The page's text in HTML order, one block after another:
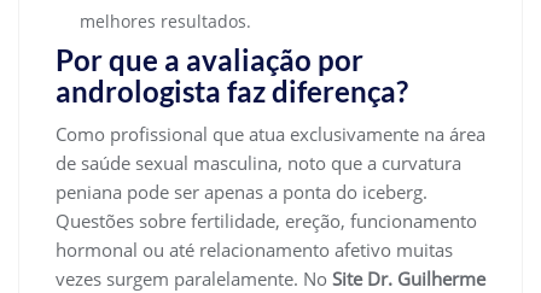
melhores resultados.
Por que a avaliação por
andrologista faz diferença?
Como profissional que atua exclusivamente na área
de saúde sexual masculina, noto que a curvatura
peniana pode ser apenas a ponta do iceberg.
Questões sobre fertilidade, ereção, funcionamento
hormonal ou até relacionamento afetivo muitas
vezes surgem paralelamente. No Site Dr. Guilherme